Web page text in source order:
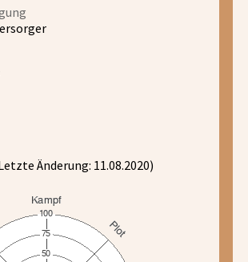
Änderung: 11.08.2020)